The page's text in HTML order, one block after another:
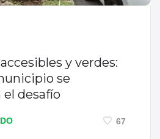
y verdes:
se
desafío
67